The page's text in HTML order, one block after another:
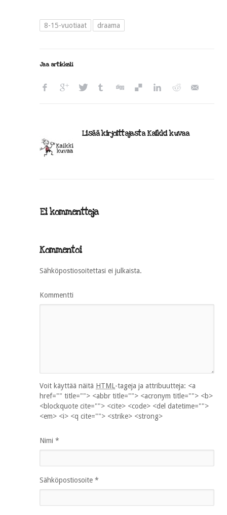
8-15-vuotiaat draama
Jaa artikkeli
Lisää kirjoittajasta Kaikki kuvaa
Ei kommentteja
Kommentoi
Sähköpostiosoitettasi ei julkaista.
Kommentti
Voit käyttää näitä HTML-tageja ja attribuutteja: <a
href="" title=""> <abbr title=""> <acronym title=""> <b>
<blockquote cite=""> <cite> <code> <del datetime="">
<em> <i> <q cite=""> <strike> <strong>
Nimi *
Sähköpostiosoite *